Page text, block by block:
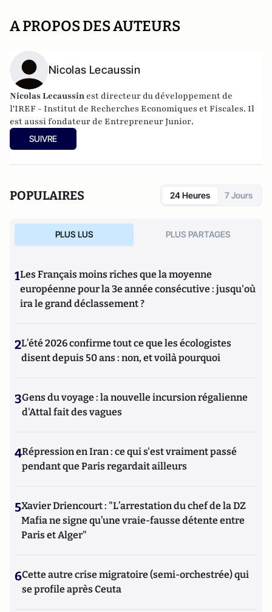
A PROPOS DES AUTEURS
Nicolas Lecaussin
Nicolas Lecaussin est directeur du développement de
l'IREF - Institut de Recherches Economiques et Fiscales. Il
est aussi fondateur de Entrepreneur Junior.
SUIVRE
POPULAIRES 24 Heures 7 Jours
PLUS LUS PLUS PARTAGES
1Les Français moins riches que la moyenne
européenne pour la 3e année consécutive : jusqu'où
ira le grand déclassement ?
2L’été 2026 confirme tout ce que les écologistes
disent depuis 50 ans : non, et voilà pourquoi
3Gens du voyage : la nouvelle incursion régalienne
d'Attal fait des vagues
4Répression en Iran : ce qui s'est vraiment passé
pendant que Paris regardait ailleurs
5Xavier Driencourt : "L’arrestation du chef de la DZ
Mafia ne signe qu’une vraie-fausse détente entre
Paris et Alger"
6Cette autre crise migratoire (semi-orchestrée) qui
se profile après Ceuta